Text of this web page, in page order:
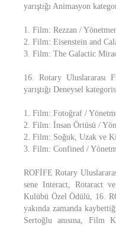
yarıştığı Animasyon
1. Film: Rezzan /
2. Film: Eisenstein and
3. Film: The Galactic
16. Rotary Uluslararası
yarıştığı Deneysel
1. Film: Fotoğraf /
2. Film: İnsan Örtüsü /
2. Film: Soğuk, Uzak ve
3. Film: Confined /
ROFİFE Rotary
sene Interact, Rotaract
Kulübü Özel Ödülü, 16.
yakında zamanda
Sertoğlu anısına, Film